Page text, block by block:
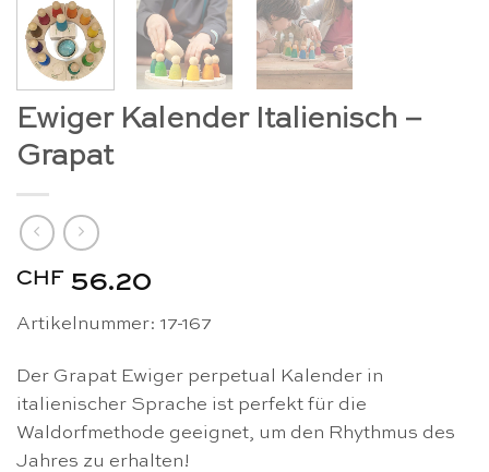
Ewiger Kalender Italienisch –
Grapat
CHF 56.20
Artikelnummer: 17-167
Der Grapat Ewiger perpetual Kalender in
italienischer Sprache ist perfekt für die
Waldorfmethode geeignet, um den Rhythmus des
Jahres zu erhalten!